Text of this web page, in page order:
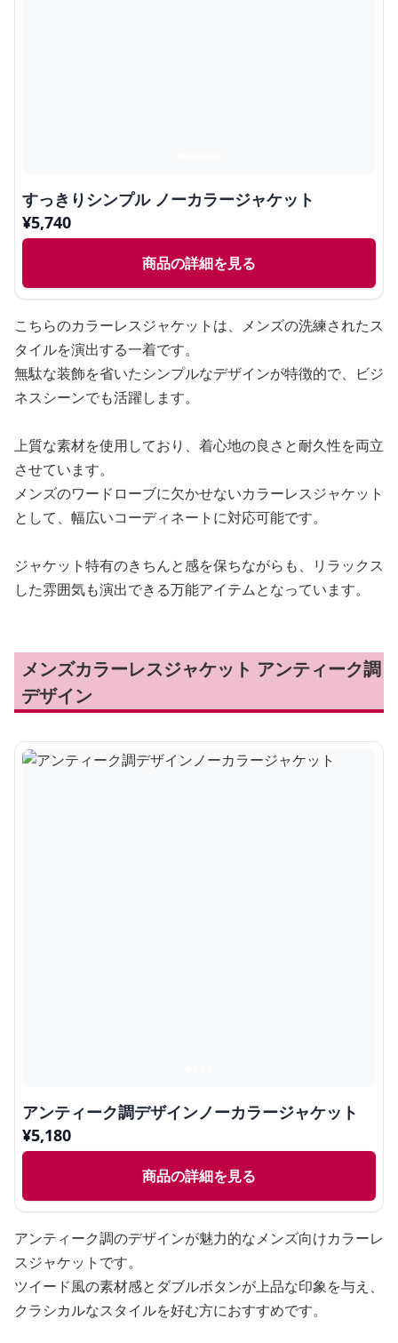
すっきりシンプル ノーカラージャケット
¥5,740
商品の詳細を見る
こちらのカラーレスジャケットは、メンズの洗練されたス
タイルを演出する一着です。
無駄な装飾を省いたシンプルなデザインが特徴的で、ビジ
ネスシーンでも活躍します。
上質な素材を使用しており、着心地の良さと耐久性を両立
させています。
メンズのワードローブに欠かせないカラーレスジャケット
として、幅広いコーディネートに対応可能です。
ジャケット特有のきちんと感を保ちながらも、リラックス
した雰囲気も演出できる万能アイテムとなっています。
メンズカラーレスジャケット アンティーク調
デザイン
アンティーク調デザインノーカラージャケット
¥5,180
商品の詳細を見る
アンティーク調のデザインが魅力的なメンズ向けカラーレ
スジャケットです。
ツイード風の素材感とダブルボタンが上品な印象を与え、
クラシカルなスタイルを好む方におすすめです。